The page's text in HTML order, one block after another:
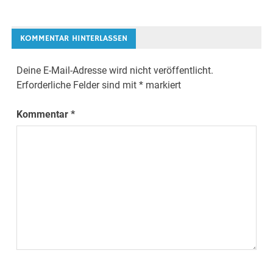
KOMMENTAR HINTERLASSEN
Deine E-Mail-Adresse wird nicht veröffentlicht.
Erforderliche Felder sind mit* markiert
Kommentar*